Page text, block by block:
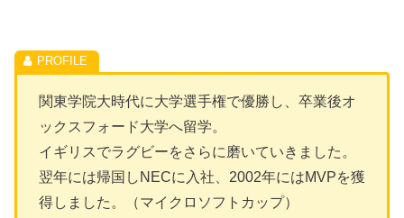
関東学院大時代に大学選手権で優勝し、卒業後オ
ックスフォード大学へ留学。
イギリスでラグビーをさらに磨いていきました。
翌年には帰国しNECに入社、2002年にはMVPを獲
得しました。（マイクロソフトカップ）